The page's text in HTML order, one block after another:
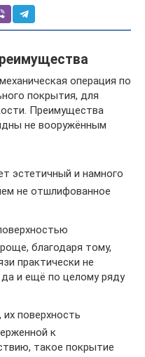
операция по
покрытия, для
Преимущества
не вооружённым
эстетичный и намного
не отшлифованное
благодаря тому,
практически не
и ещё по целому ряду
поверхность
к
такое покрытие